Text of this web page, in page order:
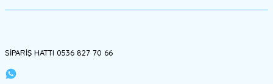
SİPARİŞ HATTI 0536 827 70 66